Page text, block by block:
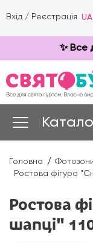
Вхід / Реєстрація UA
✨ Все
Головна
Ростова фігура
Ростова
шапці"